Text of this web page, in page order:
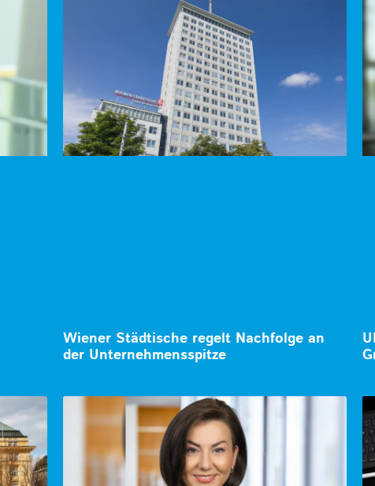
Wiener Städtische regelt Nachfolge an
der Unternehmensspitze